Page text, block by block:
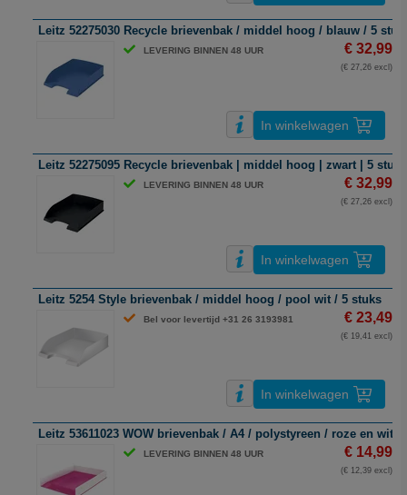
Leitz 52275030 Recycle brievenbak / middel hoog / blauw / 5
LEVERING BINNEN 48 UUR € 32,99
(€ 27,26 excl)
In winkelwagen
Leitz 52275095 Recycle brievenbak | middel hoog | zwart | 5 stuks
LEVERING BINNEN 48 UUR € 32,99
(€ 27,26 excl)
In winkelwagen
Leitz 5254 Style brievenbak / middel hoog / pool wit / 5 stuks
Bel voor levertijd +31 26 3193981 € 23,49
(€ 19,41 excl)
In winkelwagen
Leitz 53611023 WOW brievenbak / A4 / polystyreen / roze en wit /
LEVERING BINNEN 48 UUR € 14,99
(€ 12,39 excl)